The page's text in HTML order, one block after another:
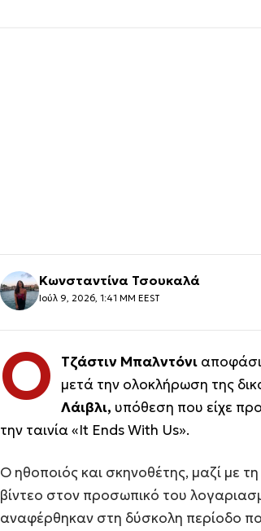
Κωνσταντίνα Τσουκαλά
Ιούλ 9, 2026, 1:41 ΜΜ EEST
Ο Τζάστιν Μπαλντόνι
μετά την ολοκλήρωση της
Λάιβλι, υπόθεση που είχε
την ταινία «It Ends With Us».
Ο ηθοποιός και σκηνοθέτης, μαζί με
βίντεο στον προσωπικό του
αναφέρθηκαν στη δύσκολη περίοδο